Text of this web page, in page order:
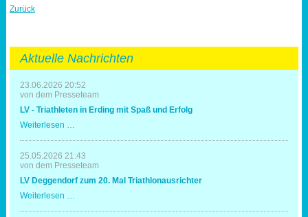
Zurück
Aktuelle Nachrichten
23.06.2026 20:52
von dem Presseteam
LV - Triathleten in Erding mit Spaß und Erfolg
Weiterlesen …
Triathleten
in
Erding
Spaß
Erfolg
25.05.2026 21:43
von dem Presseteam
LV Deggendorf zum 20. Mal Triathlonausrichter
Weiterlesen …
zum